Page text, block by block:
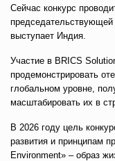
Сейчас конкурс
выступает Индия.
Участие в BRICS
продемонстрировать
глобальном уровне,
масштабировать их в
В 2026 году цель
развития и принципам
Environment» – образ